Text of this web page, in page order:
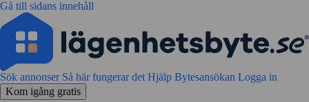
Gå till sidans innehåll
Sök annonser Så här fungerar det Hjälp Bytesansökan Logga in
Kom igång gratis